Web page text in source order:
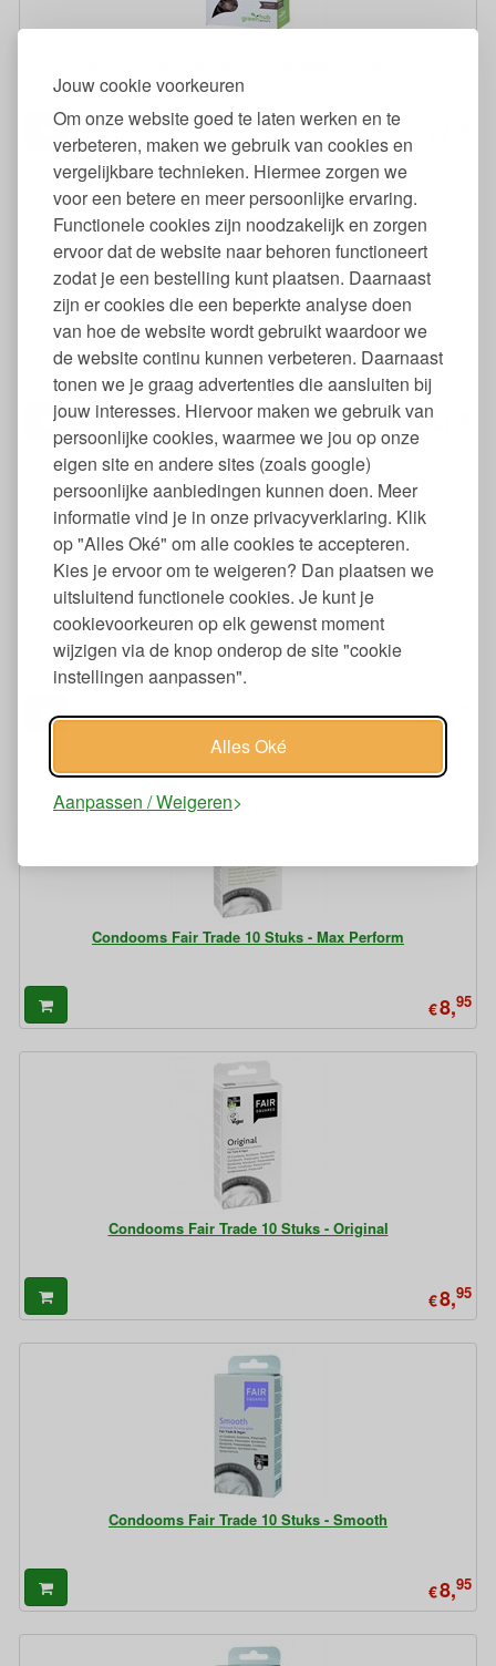
Jouw cookie voorkeuren
Om onze website goed te laten werken en te
verbeteren, maken we gebruik van cookies en
vergelijkbare technieken. Hiermee zorgen we
voor een betere en meer persoonlijke ervaring.
Functionele cookies zijn noodzakelijk en zorgen
ervoor dat de website naar behoren functioneert
zodat je een bestelling kunt plaatsen. Daarnaast
zijn er cookies die een beperkte analyse doen
van hoe de website wordt gebruikt waardoor we
de website continu kunnen verbeteren. Daarnaast
tonen we je graag advertenties die aansluiten bij
jouw interesses. Hiervoor maken we gebruik van
persoonlijke cookies, waarmee we jou op onze
eigen site en andere sites (zoals google)
persoonlijke aanbiedingen kunnen doen. Meer
informatie vind je in onze privacyverklaring. Klik
op "Alles Oké" om alle cookies te accepteren.
Kies je ervoor om te weigeren? Dan plaatsen we
uitsluitend functionele cookies. Je kunt je
cookievoorkeuren op elk gewenst moment
wijzigen via de knop onderop de site "cookie
instellingen aanpassen".
Alles Oké
Aanpassen / Weigeren
Competitief Bordspel Carta Magica vanaf 7 Jaar
44,
Competitief spel Ed en Wolf Vanaf 9 Jaar
€44,
Condooms Fair Trade 10 Stuks - Max Perform
€8,95
Condooms Fair Trade 10 Stuks - Original
€8,95
Condooms Fair Trade 10 Stuks - Smooth
€8,95